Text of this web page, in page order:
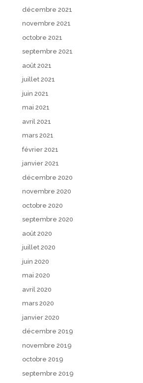
décembre 2021
novembre 2021
octobre 2021
septembre 2021
août 2021
juillet 2021
juin 2021
mai 2021
avril 2021
mars 2021
février 2021
janvier 2021
décembre 2020
novembre 2020
octobre 2020
septembre 2020
août 2020
juillet 2020
juin 2020
mai 2020
avril 2020
mars 2020
janvier 2020
décembre 2019
novembre 2019
octobre 2019
septembre 2019